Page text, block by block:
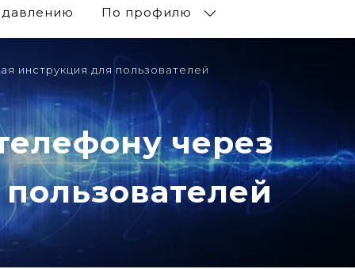
По профилю
инструкция для пользователей
через